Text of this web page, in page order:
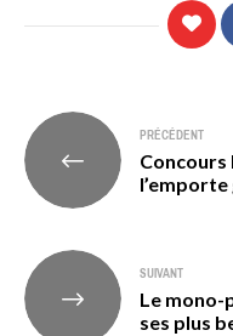
Navigation
de
l’article
PRÉCÉDENT
Concours
SUIVANT
Le mono-
ses plus